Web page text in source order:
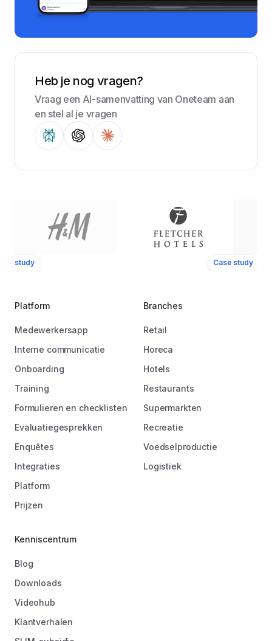
Heb je nog vragen?
Vraag een AI-samenvatting van Oneteam aan
en stel al je vragen
study Case study
Platform
Medewerkersapp
Interne communicatie
Onboarding
Training
Formulieren en checklisten
Evaluatiegesprekken
Enquêtes
Integraties
Platform
Prijzen
Branches
Retail
Horeca
Hotels
Restaurants
Supermarkten
Recreatie
Voedselproductie
Logistiek
Kenniscentrum
Blog
Downloads
Videohub
Klantverhalen